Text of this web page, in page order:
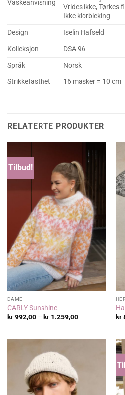
Vaskeanvisning
Vrides ikke, Tørkes
Ikke klorbleking
Design
Iselin Hafseld
Kolleksjon
DSA 96
Språk
Norsk
Strikkefasthet
16 masker = 10 cm
RELATERTE PRODUKTER
Tilbud!
DAME
CARLY Sunshine
kr992,00 – kr1.259,00Prisområde:
kr